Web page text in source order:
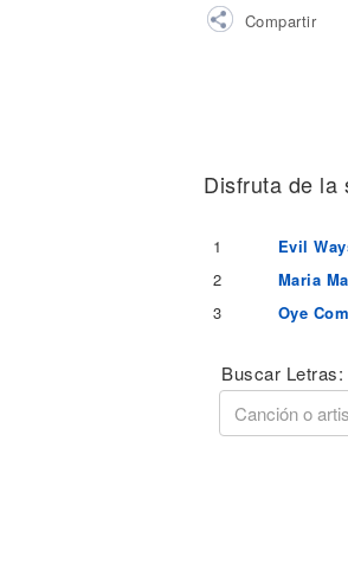
Compartir
Disfruta de la
1 Evil
2
Maria
3
Oye
Buscar Letras: